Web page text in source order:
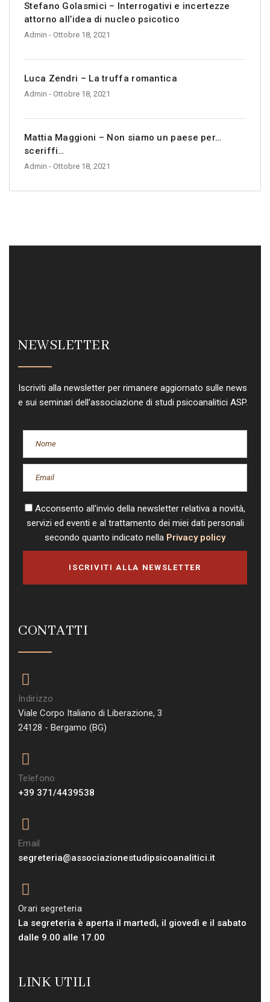
Stefano Golasmici – Interrogativi e incertezze
attorno all’idea di nucleo psicotico
Admin - Ottobre 18, 2021
Luca Zendri – La truffa romantica
Admin - Ottobre 18, 2021
Mattia Maggioni – Non siamo un paese per…
sceriffi…
Admin - Ottobre 18, 2021
NEWSLETTER
Iscriviti alla newsletter per rimanere aggiornato sulle news
e sui seminari dell’associazione di studi psicoanalitici ASP.
Acconsento all'invio della newsletter relativa a novità,
servizi ed eventi e al trattamento dei miei dati personali
secondo quanto indicato nella Privacy policy
ISCRIVITI ALLA NEWSLETTER
CONTATTI
Indirizzo
Viale Corpo Italiano di Liberazione, 3
24128 - Bergamo (BG)
Telefono
+39 371/4439538
Email
segreteria@associazionestudipsicoanalitici.it
Orari segreteria
La segreteria è aperta il martedì, il giovedì e il sabato
dalle 9.00 alle 17.00
LINK UTILI